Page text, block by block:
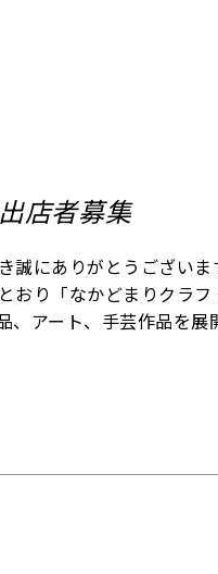
店者募集
誠にありがとうござい
おり「なかどまりクラ
、アート、手芸作品を